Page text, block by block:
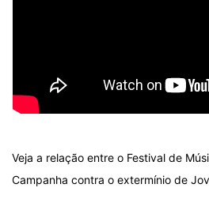
Veja a relação entre o Festival de
Campanha contra o extermínio de